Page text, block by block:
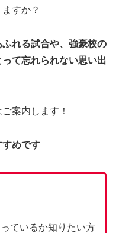
すか？
れる試合や、強豪校の
て忘れられない思い出
案内します！
すめです
ているか知りたい方